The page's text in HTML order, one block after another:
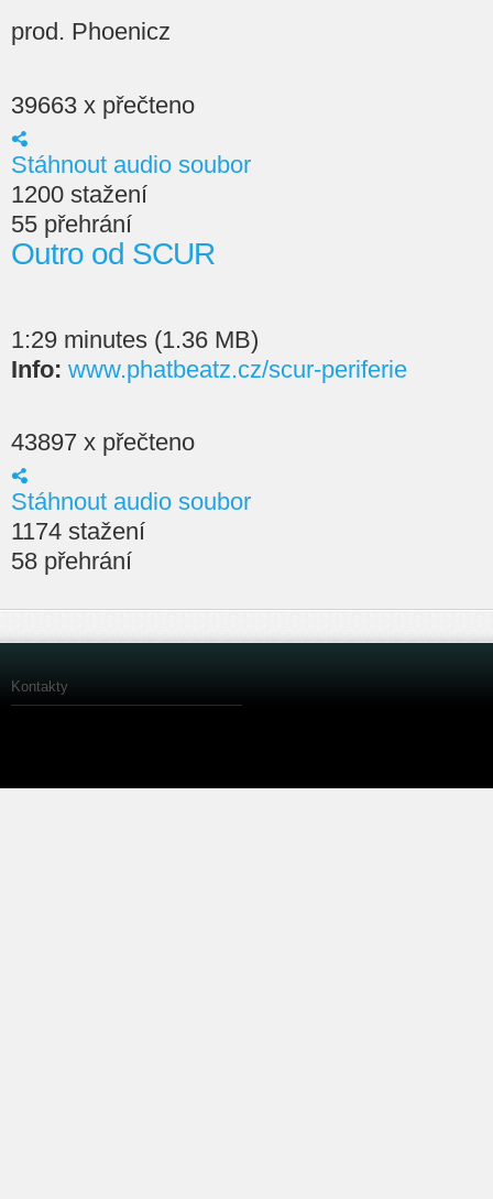
prod. Phoenicz
39663 x přečteno
Stáhnout audio soubor
1200 stažení
55 přehrání
Outro od SCUR
1:29 minutes (1.36 MB)
Info: www.phatbeatz.cz/scur-periferie
43897 x přečteno
Stáhnout audio soubor
1174 stažení
58 přehrání
Kontakty